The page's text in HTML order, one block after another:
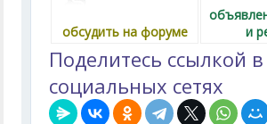
обсудить на форуме
и
Поделитесь ссылкой в
социальных сетях